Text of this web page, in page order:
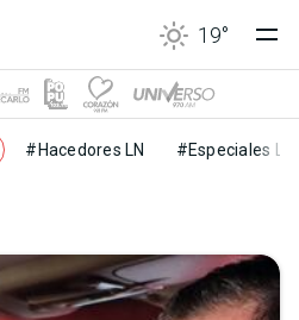
19°
#Hacedores LN #Especiales LN